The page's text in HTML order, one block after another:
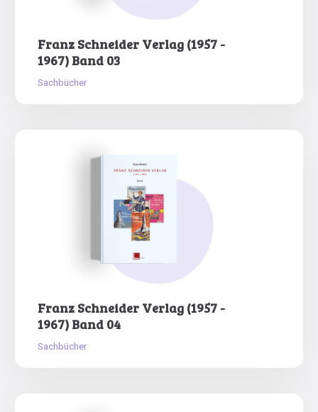
Franz Schneider Verlag (1957 -
1967) Band 03
Sachbücher
Franz Schneider Verlag (1957 -
1967) Band 04
Sachbücher